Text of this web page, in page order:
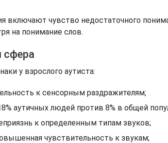
включают чувство недостаточного
на понимание слов.
сфера
у взрослого аутиста:
к сенсорным раздражителям;
аутичных людей против 8% в общей
к определенным типам звуков;
чувствительность к звукам;